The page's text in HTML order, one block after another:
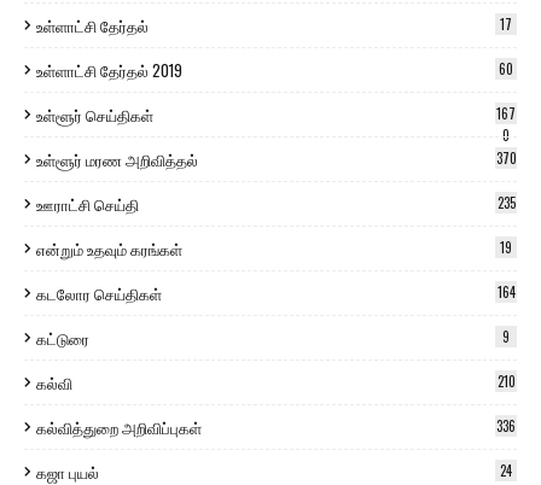
உள்ளாட்சி தேர்தல் 17
உள்ளாட்சி தேர்தல் 2019 60
உள்ளூர் செய்திகள்
167
0
உள்ளூர் மரண அறிவித்தல் 370
ஊராட்சி செய்தி 235
என்றும் உதவும் கரங்கள் 19
கடலோர செய்திகள் 164
கட்டுரை 9
கல்வி 210
கல்வித்துறை அறிவிப்புகள் 336
கஜா புயல் 24